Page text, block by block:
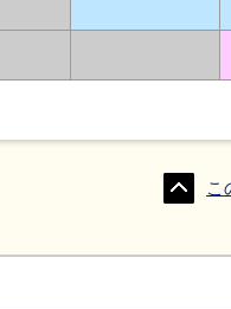
こ